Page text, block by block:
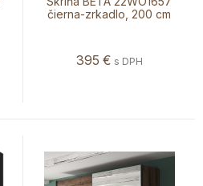
čierna-zrkadlo, 200 cm
395 € s DPH